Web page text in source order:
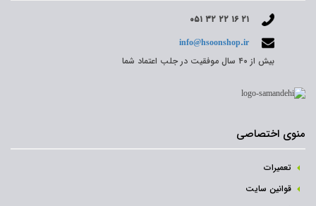
۰۵۱ ۳۲ ۲۲ ۱۶ ۲۱
info@hsoonshop.ir
بیش از ۴۰ سال موفقیت در جلب اعتماد شما
منوی اختصاصی
تعمیرات
قوانین سایت